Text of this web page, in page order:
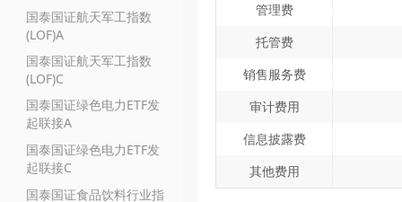
国泰国证航天军工指数
(LOF)A
国泰国证航天军工指数
(LOF)C
国泰国证绿色电力ETF发
起联接A
国泰国证绿色电力ETF发
起联接C
国泰国证食品饮料行业指
管理费
托管费
销售服务费
审计费用
信息披露费
其他费用